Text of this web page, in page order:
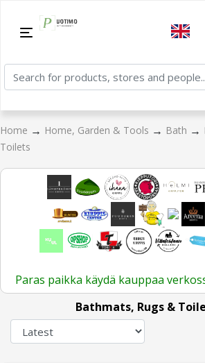
Home → Home, Garden & Tools → Bath →
Toilets
Paras paikka käydä kauppaa
Bathmats, Rugs &